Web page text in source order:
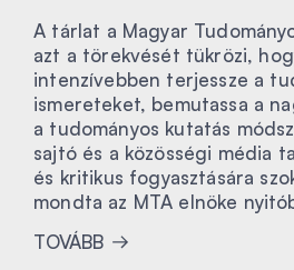
A tárlat a Magyar
azt a törekvését tükrözi,
intenzívebben terjessze a
ismereteket, bemutassa a
a tudományos kutatás
sajtó és a közösségi média
és kritikus fogyasztására
mondta az MTA elnöke
TOVÁBB